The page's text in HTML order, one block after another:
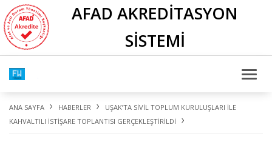
AFAD AKREDİTASYON
SİSTEMİ
ANA SAYFA › HABERLER ›
UŞAK’TA SİVİL TOPLUM KURULUŞLARI İLE
KAHVALTILI İSTİŞARE TOPLANTISI GERÇEKLEŞTİRİLDİ
›